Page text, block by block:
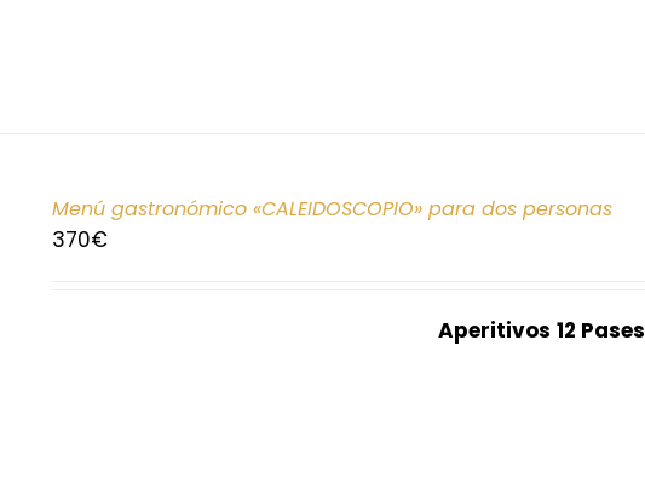
Menú gastronómico «CALEIDOSCOPIO» para dos personas
370€
Aperitivos 12 Pases